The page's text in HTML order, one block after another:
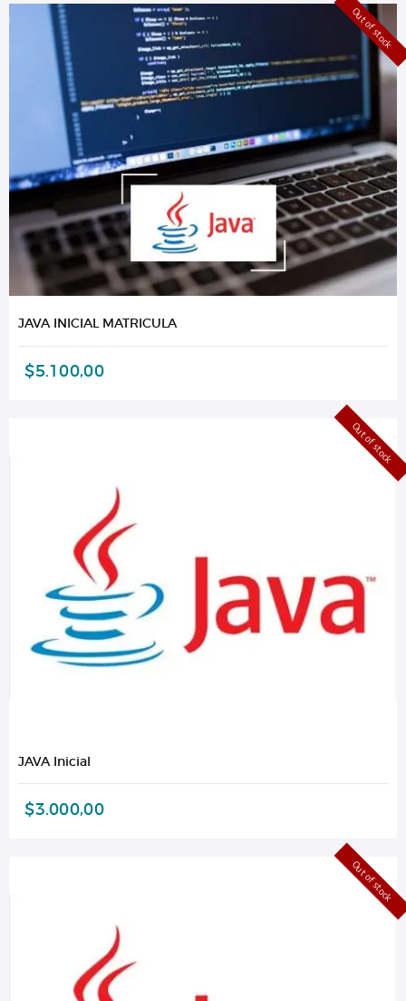
Out of stock
JAVA INICIAL MATRICULA
$5.100,00
Out of stock
JAVA Inicial
$3.000,00
Out of stock